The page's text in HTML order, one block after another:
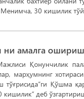
30 кишилик
ни амалга ошириш
Қонунчилик
марҳумнинг
Қўшма
кишилик” деб